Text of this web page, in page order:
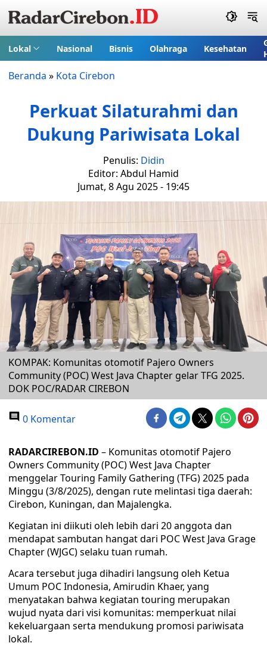
Lokal Nasional Bisnis Olahraga Kesehatan
Beranda » Kota Cirebon
Perkuat Silaturahmi dan
Dukung Pariwisata Lokal
Penulis: Didin
Editor: Abdul Hamid
Jumat, 8 Agu 2025 - 19:45
KOMPAK: Komunitas otomotif Pajero Owners
Community (POC) West Java Chapter gelar TFG 2025.
DOK POC/RADAR CIREBON
0 Komentar
RADARCIREBON.ID – Komunitas otomotif Pajero
Owners Community (POC) West Java Chapter
menggelar Touring Family Gathering (TFG) 2025 pada
Minggu (3/8/2025), dengan rute melintasi tiga daerah:
Cirebon, Kuningan, dan Majalengka.
Kegiatan ini diikuti oleh lebih dari 20 anggota dan
mendapat sambutan hangat dari POC West Java Grage
Chapter (WJGC) selaku tuan rumah.
Acara tersebut juga dihadiri langsung oleh Ketua
Umum POC Indonesia, Amirudin Khaer, yang
menyatakan bahwa kegiatan touring merupakan
wujud nyata dari visi komunitas: memperkuat nilai
kekeluargaan serta mendukung promosi pariwisata
lokal.